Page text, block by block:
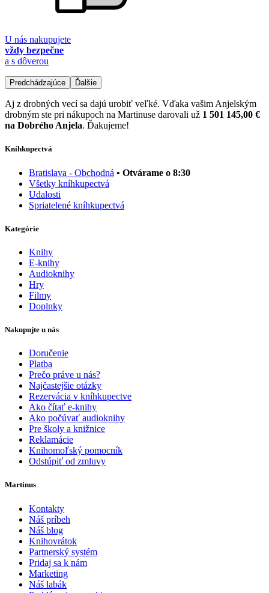
U nás nakupujete
vždy bezpečne
a s dôverou
Predchádzajúce Ďalšie
Aj z drobných vecí sa dajú urobiť veľké. Vďaka vašim Anjelským
drobným ste pri nákupoch na Martinuse darovali už 1 501 145,00 €
na Dobrého Anjela. Ďakujeme!
Kníhkupectvá
Bratislava - Obchodná • Otvárame o 8:30
Všetky kníhkupectvá
Udalosti
Spriatelené kníhkupectvá
Kategórie
Knihy
E-knihy
Audioknihy
Hry
Filmy
Doplnky
Nakupujte u nás
Doručenie
Platba
Prečo práve u nás?
Najčastejšie otázky
Rezervácia v kníhkupectve
Ako čítať e-knihy
Ako počúvať audioknihy
Pre školy a knižnice
Reklamácie
Knihomoľský pomocník
Odstúpiť od zmluvy
Martinus
Kontakty
Náš príbeh
Náš blog
Knihovrátok
Partnerský systém
Pridaj sa k nám
Marketing
Náš labák